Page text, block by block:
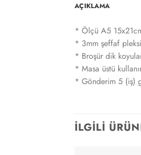
AÇIKLAMA
* Ölçü A5
* 3mm şeffaf
* Broşür dik
* Masa üstü
* Gönderim 5 (iş)
İLGILI